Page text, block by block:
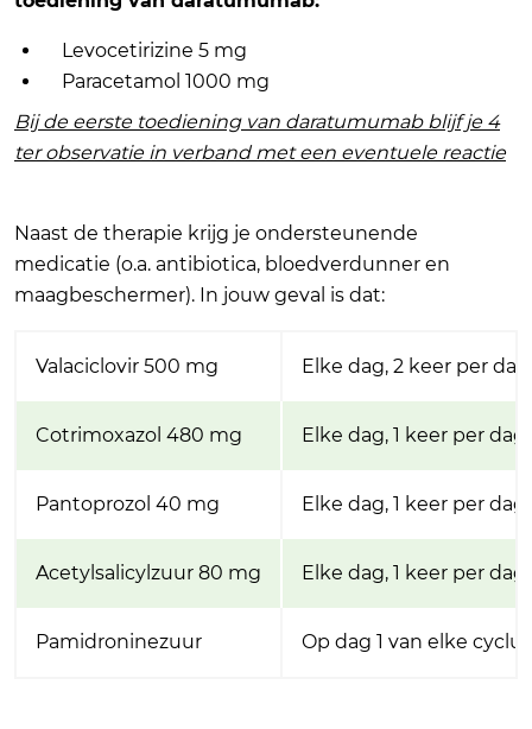
Levocetirizine 5 mg
Paracetamol 1000 mg
Bij de eerste toediening van daratumumab blijf je 4
ter observatie in verband met een eventuele reactie
Naast de therapie krijg je ondersteunende
medicatie (o.a. antibiotica, bloedverdunner en
maagbeschermer). In jouw geval is dat:
Valaciclovir 500 mg Elke dag, 2 keer per
Cotrimoxazol 480 mg Elke dag, 1 keer per
Pantoprozol 40 mg Elke dag, 1 keer per
Acetylsalicylzuur 80 mg Elke dag, 1 keer per
Pamidroninezuur Op dag 1 van elke